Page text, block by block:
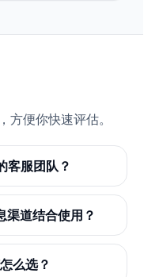
方便你快速评估。
客服团队？
道结合使用？
么选？